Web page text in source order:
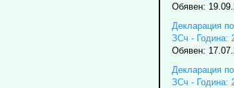
Обявен:
Декларация
ЗСч - Година:
Обявен:
Декларация
ЗСч - Година: